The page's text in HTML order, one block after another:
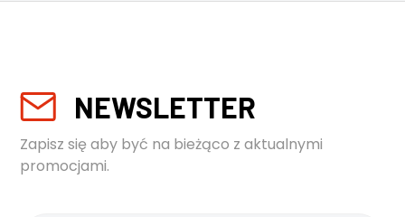
NEWSLETTER
Zapisz się aby być na bieżąco z aktualnymi
promocjami.